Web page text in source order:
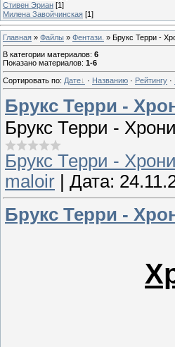
Стивен Эриан [1]
Милена Завойчинская [1]
Главная » Файлы » Фентази. » Брукс Терри -
В категории материалов: 6
Показано материалов: 1-6
Сортировать по: Дате · Названию · Рейтингу ·
Брукс Терри -
Брукс Терри -
Брукс Терри -
maloir | Дата:
Брукс Терри -